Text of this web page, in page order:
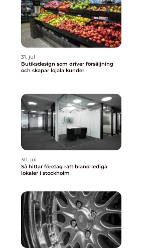
31. jul
Butiksdesign som driver försäljning
och skapar lojala kunder
30. jul
Så hittar företag rätt bland lediga
lokaler i stockholm